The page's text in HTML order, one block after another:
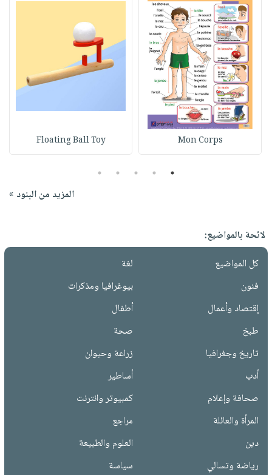
Mon Corps
Floating Ball Toy
1
2
3
4
5
المزيد من البنود »
لائحة بالمواضيع:
كل المواضيع
لغة
فنون
بيوغرافيا ومذكرات
إقتصاد وأعمال
أطفال
طبخ
صحة
تاريخ وجغرافيا
زراعة وحيوان
أدب
أساطير
صحافة وإعلام
كمبيوتر وانترنت
المرأة والعائلة
مراجع
دين
العلوم والطبيعة
رياضة وتسالي
سياسة